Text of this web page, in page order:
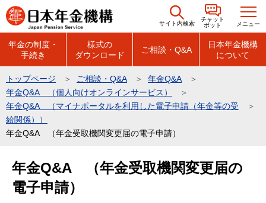
こ
の
の
先
頭
で
サイト内検索
チャット
ボット
メニュー
年金の制度・
手続き
様式の
ダウンロード
ご相談・Q&A
日本年金機構
について
トップページ ご相談・Q&A
年金Q&A
年金Q&A （個人向けオンラインサービス）
年金Q&A （マイナポータルを利用した電子申請（年金等の受
給関係））
年金Q&A （年金受取機関変更届の電子申請）
年金Q&A （年金受取機関変更届の
電子申請）